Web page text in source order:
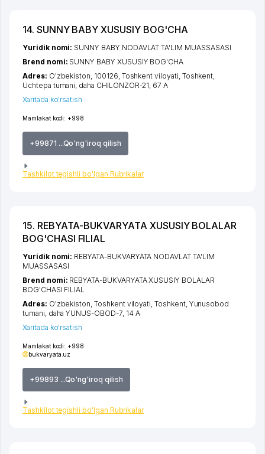
14. SUNNY BABY XUSUSIY BOG'CHA
Mamlakat kodi: +998
+99871 ...Qo'ng'iroq qilish
Tashkilot tegishli bo'lgan Rubrikalar
Yuridik nomi: SUNNY BABY NODAVLAT TA'LIM MUASSASASI
Brend nomi: SUNNY BABY XUSUSIY BOG'CHA
Adres: O'zbekiston, 100126, Toshkent viloyati Toshkent
Uchtepa tumani daha CHILONZOR-21 , 67 A
Xaritada ko'rsatish
15. REBYATA-BUKVARYATA XUSUSIY BOLALAR
BOG'CHASI FILIAL
Mamlakat kodi: +998
bukvaryata.uz
+99893 ...Qo'ng'iroq qilish
Tashkilot tegishli bo'lgan Rubrikalar
Yuridik nomi: REBYATA-BUKVARYATA NODAVLAT TA'LIM
MUASSASASI
Brend nomi: REBYATA-BUKVARYATA XUSUSIY BOLALAR
BOG'CHASI FILIAL
Adres: O'zbekiston,Toshkent viloyati ,Toshkent, Yunusobod
tumani daha YUNUS-OBOD-7, 14 A
Xaritada ko'rsatish